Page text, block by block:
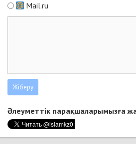
Mail.ru
Әлеуметтік парақшаларымызға